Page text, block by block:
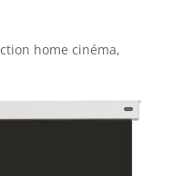
home cinéma,